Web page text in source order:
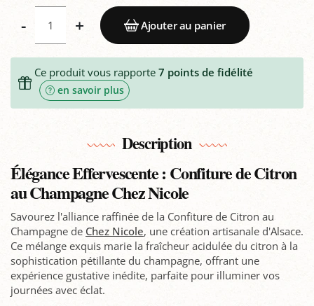
- + Ajouter au panier
Ce produit vous rapporte 7 points de fidélité
en savoir plus
Description
Élégance Effervescente : Confiture de Citron
au Champagne Chez Nicole
Savourez l'alliance raffinée de la Confiture de Citron au
Champagne de Chez Nicole, une création artisanale d'Alsace.
Ce mélange exquis marie la fraîcheur acidulée du citron à la
sophistication pétillante du champagne, offrant une
expérience gustative inédite, parfaite pour illuminer vos
journées avec éclat.